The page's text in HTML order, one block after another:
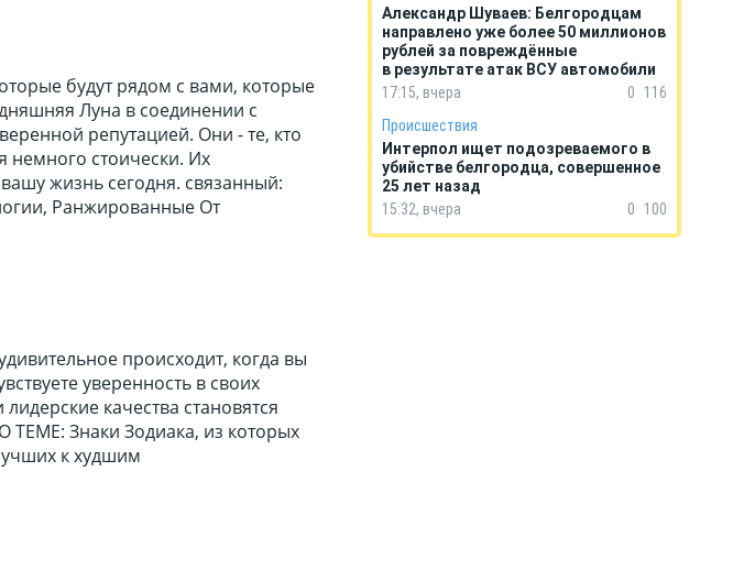
будут рядом с вами, которые
Луна в соединении с
репутацией. Они - те, кто
немного стоически. Их
жизнь сегодня. связанный:
Ранжированные От
происходит, когда вы
уверенность в своих
качества становятся
ТЕМЕ: Знаки Зодиака, из которых
к худшим
Александр Шуваев: Белгородцам
направлено уже более 50 миллионов
рублей за повреждённые
в результате атак ВСУ автомобили
17:15, вчера
0
116
Происшествия
Интерпол ищет подозреваемого в
убийстве белгородца, совершенное
25 лет назад
15:32, вчера
0 100